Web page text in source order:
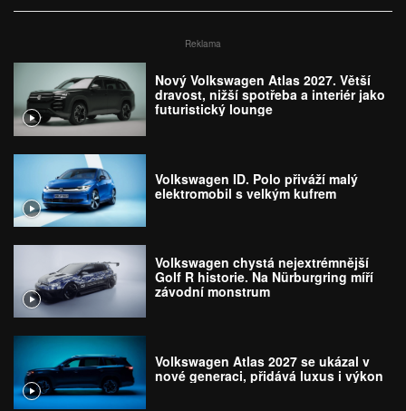
Reklama
Nový Volkswagen Atlas 2027. Větší
dravost, nižší spotřeba a interiér jako
futuristický lounge
Volkswagen ID. Polo přiváží malý
elektromobil s velkým kufrem
Volkswagen chystá nejextrémnější
Golf R historie. Na Nürburgring míří
závodní monstrum
Volkswagen Atlas 2027 se ukázal v
nové generaci, přidává luxus i výkon